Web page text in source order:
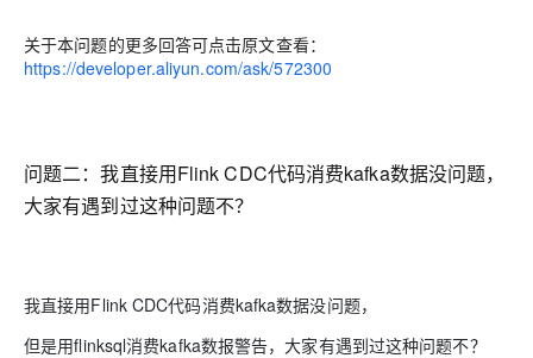
关于本问题的更多回答可点击原文查看：
https://developer.aliyun.com/ask/572300
问题二：我直接用Flink CDC代码消费kafka数据没问题，
大家有遇到过这种问题不？
我直接用Flink CDC代码消费kafka数据没问题，
但是用flinksql消费kafka数报警告，大家有遇到过这种问题不？